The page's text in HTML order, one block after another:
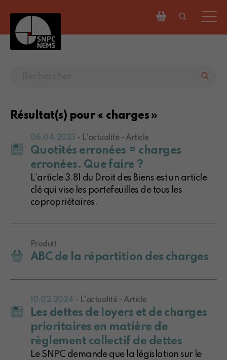
Résultat(s) pour « charges »
06.04.2023 - L'actualité - Article
Quotités erronées = charges
erronées. Que faire ?
L’article 3.81 du Droit des Biens est un article
clé qui vise les portefeuilles de tous les
copropriétaires.
Produit
ABC de la répartition des charges
10.02.2024 - L'actualité - Article
Les dettes de loyers et de charges
prioritaires en matière de
règlement collectif de dettes
Le SNPC demande que la législation sur le